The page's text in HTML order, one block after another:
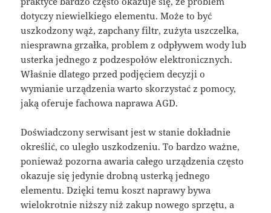
dotyczy niewielkiego elementu. Może to być
uszkodzony wąż, zapchany filtr, zużyta uszczelka,
niesprawna grzałka, problem z odpływem wody lub
usterka jednego z podzespołów elektronicznych.
Właśnie dlatego przed podjęciem decyzji o
wymianie urządzenia warto skorzystać z pomocy,
jaką oferuje fachowa naprawa AGD.
Doświadczony serwisant jest w stanie dokładnie
określić, co uległo uszkodzeniu. To bardzo ważne,
ponieważ pozorna awaria całego urządzenia często
okazuje się jedynie drobną usterką jednego
elementu. Dzięki temu koszt naprawy bywa
wielokrotnie niższy niż zakup nowego sprzętu, a